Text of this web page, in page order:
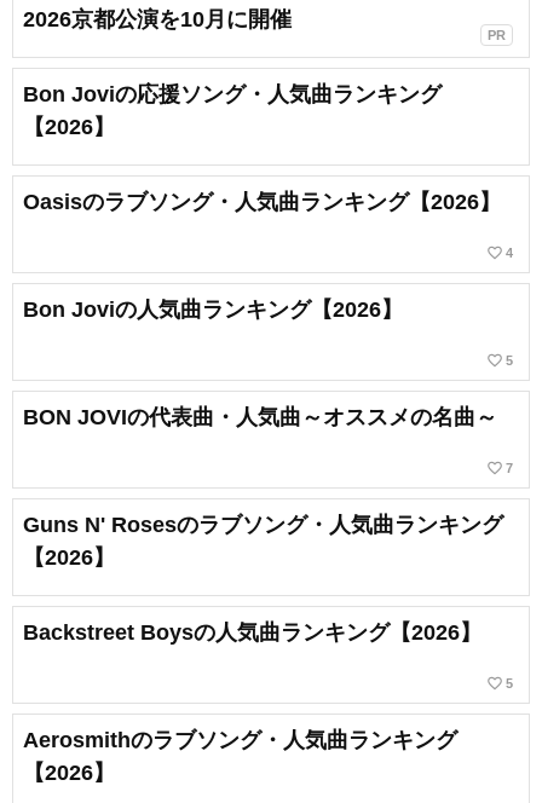
2026京都公演を10月に開催
PR
Bon Joviの応援ソング・人気曲ランキング
【2026】
Oasisのラブソング・人気曲ランキング【2026】
favorite_border 4
Bon Joviの人気曲ランキング【2026】
favorite_border 5
BON JOVIの代表曲・人気曲～オススメの名曲～
favorite_border 7
Guns N' Rosesのラブソング・人気曲ランキング
【2026】
Backstreet Boysの人気曲ランキング【2026】
favorite_border 5
Aerosmithのラブソング・人気曲ランキング
【2026】